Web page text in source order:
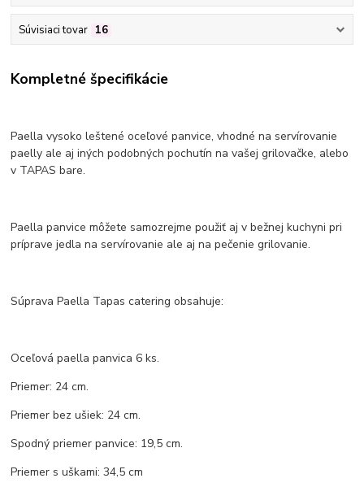
Súvisiaci tovar 16
Kompletné špecifikácie
Paella vysoko leštené oceľové panvice, vhodné na servírovanie
paelly ale aj iných podobných pochutín na vašej grilovačke, alebo
v TAPAS bare.
Paella panvice môžete samozrejme použiť aj v bežnej kuchyni pri
príprave jedla na servírovanie ale aj na pečenie grilovanie.
Súprava Paella Tapas catering obsahuje:
Oceľová paella panvica 6 ks.
Priemer: 24 cm.
Priemer bez ušiek: 24 cm.
Spodný priemer panvice: 19,5 cm.
Priemer s uškami: 34,5 cm